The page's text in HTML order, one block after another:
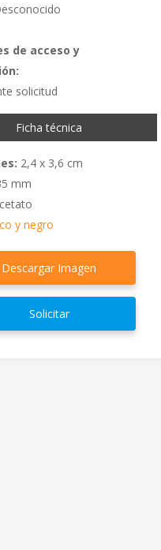
de acceso y
solicitud
Ficha técnica
2,4 x 3,6 cm
mm
y negro
Descargar Imagen
Solicitar